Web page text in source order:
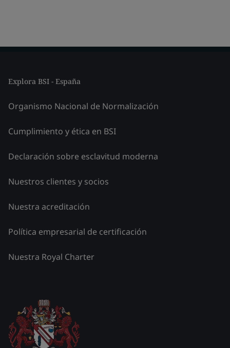
Explora BSI - España
Organismo Nacional de Normalización
Cumplimiento y ética en BSI
Declaración sobre esclavitud moderna
Nuestros clientes y socios
Nuestra acreditación
Política empresarial de certificación
Nuestra Royal Charter